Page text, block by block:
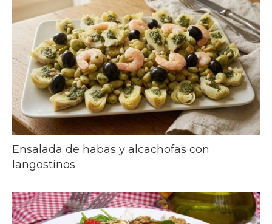
Ensalada de habas y alcachofas con
langostinos